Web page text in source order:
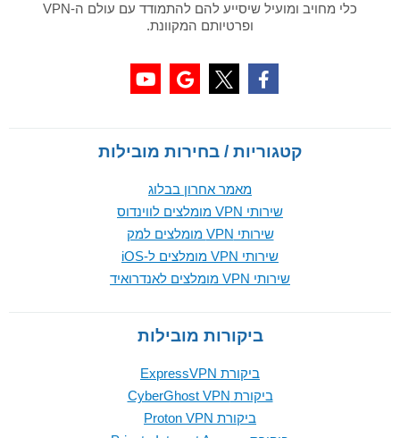
כלי מחויב ומועיל שיסייע להם להתמודד עם עולם ה-VPN
ופרטיותם המקוונת.
קטגוריות / בחירות מובילות
מאמר אחרון בבלוג
שירותי VPN מומלצים לווינדוס
שירותי VPN מומלצים למק
שירותי VPN מומלצים ל-iOS
שירותי VPN מומלצים לאנדרואיד
ביקורות מובילות
ביקורת ExpressVPN
ביקורת CyberGhost VPN
ביקורת Proton VPN